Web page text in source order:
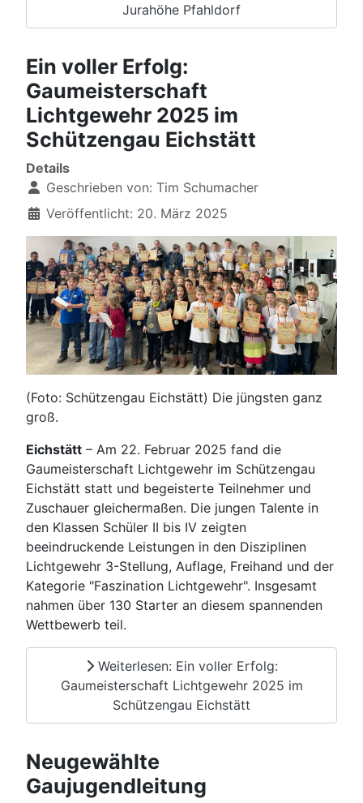
Jurahöhe Pfahldorf
Ein voller Erfolg:
Gaumeisterschaft
Lichtgewehr 2025 im
Schützengau Eichstätt
Details
Geschrieben von: Tim Schumacher
Veröffentlicht: 20. März 2025
(Foto: Schützengau Eichstätt) Die jüngsten ganz
groß.
Eichstätt – Am 22. Februar 2025 fand die
Gaumeisterschaft Lichtgewehr im Schützengau
Eichstätt statt und begeisterte Teilnehmer und
Zuschauer gleichermaßen. Die jungen Talente in
den Klassen Schüler II bis IV zeigten
beeindruckende Leistungen in den Disziplinen
Lichtgewehr 3-Stellung, Auflage, Freihand und der
Kategorie "Faszination Lichtgewehr". Insgesamt
nahmen über 130 Starter an diesem spannenden
Wettbewerb teil.
Weiterlesen: Ein voller Erfolg:
Gaumeisterschaft Lichtgewehr 2025 im
Schützengau Eichstätt
Neugewählte
Gaujugendleitung